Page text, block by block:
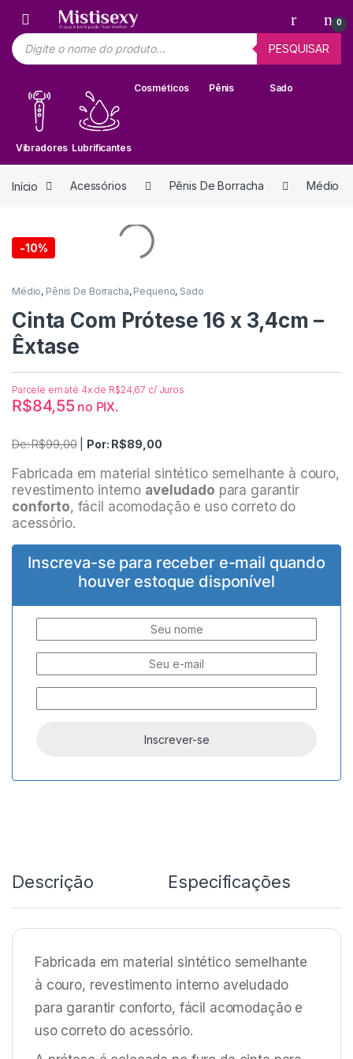
Skip to navigation
Skip to content
0
Pesquisar produtos
PESQUISAR
Vibradores Lubrificantes
Cosméticos Pênis Sado
Início Acessórios Pênis De Borracha Médio
-10%
Médio, Pênis De Borracha, Pequeno, Sado
Cinta Com Prótese 16 x 3,4cm –
Êxtase
Parcele em até 4x de R$24,67 c/ Juros
R$84,55 no PIX.
De:R$99,00| Por: R$89,00
Fabricada em material sintético semelhante à couro,
revestimento interno aveludado para garantir
conforto, fácil acomodação e uso correto do
acessório.
Inscreva-se para receber e-mail quando
houver estoque disponível
Descrição Especificações
Fabricada em material sintético semelhante
à couro, revestimento interno aveludado
para garantir conforto, fácil acomodação e
uso correto do acessório.